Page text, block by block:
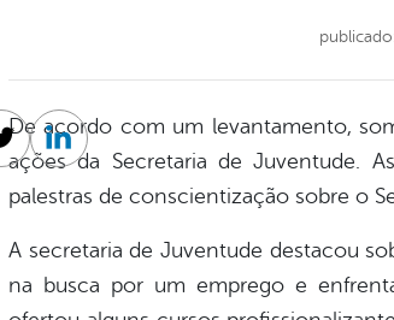
De acordo com um levantamento,
ações da Secretaria de Juventude.
palestras de conscientização sobre o
A secretaria de Juventude destacou
na busca por um emprego e
TwitterLinkedin